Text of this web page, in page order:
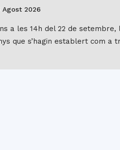
Agost 2026
a les 14h del 22 de setembre,
que s’hagin establert com a